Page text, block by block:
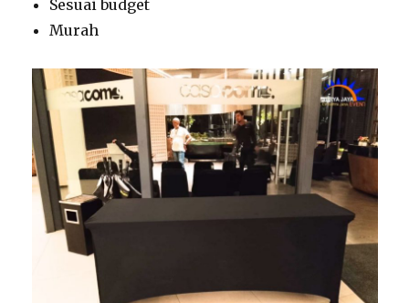
Sesuai budget
Murah